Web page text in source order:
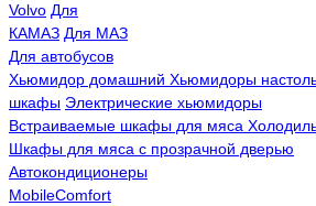
Volvo Для
КАМАЗ Для МАЗ
Для автобусов
Хьюмидор домашний Хьюмидоры
шкафы Электрические хьюмидоры
Встраиваемые шкафы для мяса
Шкафы для мяса с прозрачной дверью
Автокондиционеры
MobileComfort